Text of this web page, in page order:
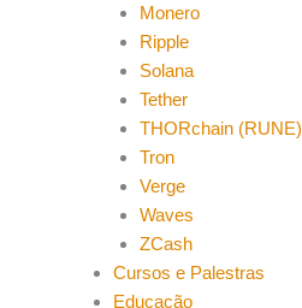
Monero
Ripple
Solana
Tether
THORchain (RUNE)
Tron
Verge
Waves
ZCash
Cursos e Palestras
Educação